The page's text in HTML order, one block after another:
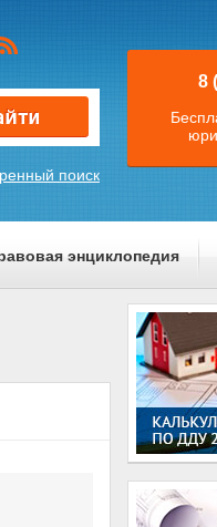
поиск
8
энциклопедия